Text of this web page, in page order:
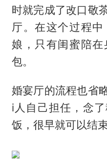
时就完成了改口敬
厅。在这个过程
娘，只有闺蜜陪
包。
婚宴厅的流程也省
i人自己担任，念
饭，很早就可以结束